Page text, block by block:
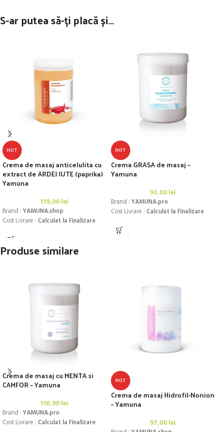
S-ar putea să-ți placă și…
HOT
Crema de masaj anticelulita cu
extract de ARDEI IUTE (paprika)
Yamuna
119,00lei
Brand : YAMUNA.shop
Cost Livrare : Calculat la Finalizare
HOT
Crema GRASA de masaj –
Yamuna
93,00lei
Brand : YAMUNA.pro
Cost Livrare : Calculat la Finalizare
Produse similare
Crema de masaj cu MENTA si
CAMFOR – Yamuna
116,90lei
Brand : YAMUNA.pro
Cost Livrare : Calculat la Finalizare
HOT
Crema de masaj Hidrofil-Nonion
– Yamuna
97,00lei